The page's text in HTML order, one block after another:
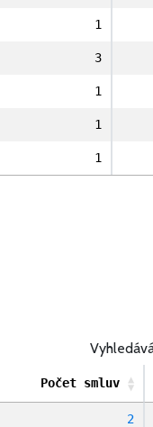
1
3
1
1
1
Počet smluv
2